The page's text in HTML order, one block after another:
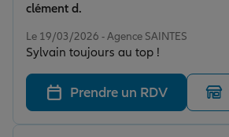
Le 19/03/2026 - Agence SAINTES
Sylvain toujours au top !
clément d.
Prendre un RDV